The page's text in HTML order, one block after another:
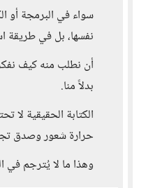
سواء في البرمجة أو
نفسها، بل في طريقة
أن نطلب منه كيف
بدلاً منا.
الكتابة الحقيقية لا
حرارة شعور وصدق
وهذا ما لا يُترجم في